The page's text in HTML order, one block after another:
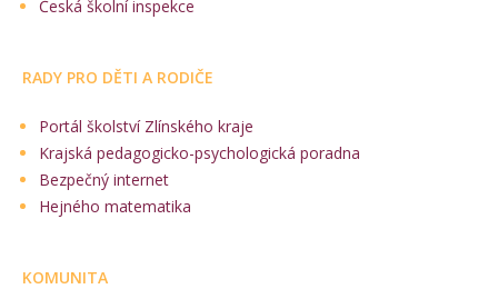
Česká školní inspekce
RADY PRO DĚTI A RODIČE
Portál školství Zlínského kraje
Krajská pedagogicko-psychologická poradna
Bezpečný internet
Hejného matematika
KOMUNITA